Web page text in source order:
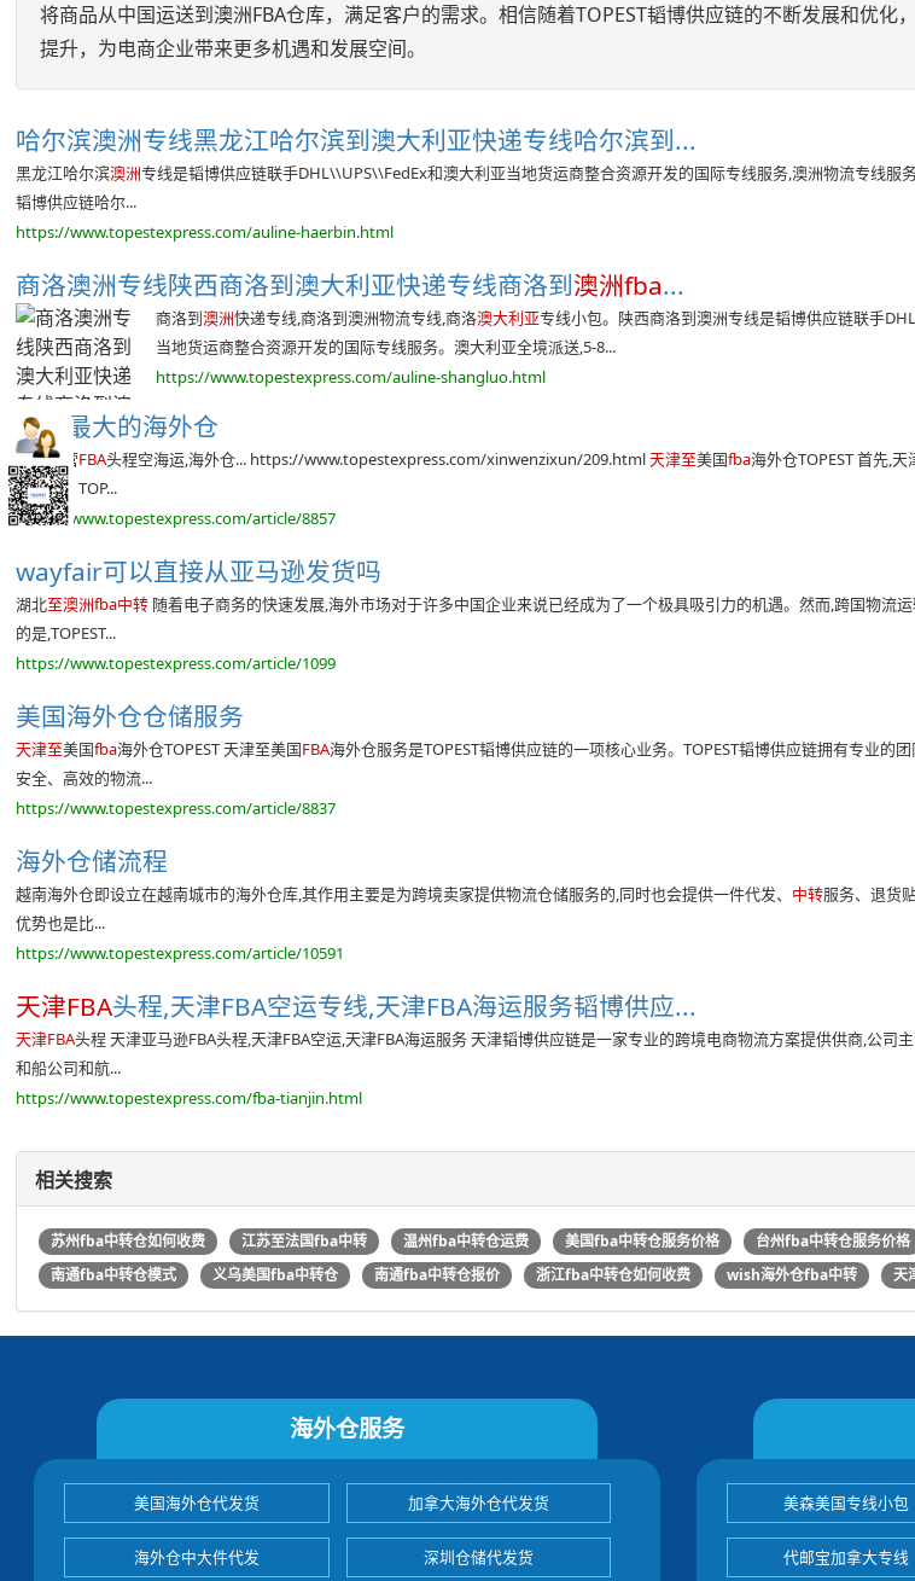
将商品从中国运送到澳洲FBA仓库，满足客户的需求。相信随着TOPEST韬博供应链的不断发展和优化
提升，为电商企业带来更多机遇和发展空间。
哈尔滨澳洲专线黑龙江哈尔滨到澳大利亚快递专线哈尔滨到...
黑龙江哈尔滨澳洲专线是韬博供应链联手DHL\\UPS\\FedEx和澳大利亚当地货运商整合资源开发的国际专线服务,澳洲物流专线服
韬博供应链哈尔...
https://www.topestexpress.com/auline-haerbin.html
商洛澳洲专线陕西商洛到澳大利亚快递专线商洛到澳洲fba...
商洛到澳洲快递专线,商洛到澳洲物流专线,商洛澳大利亚专线小包。陕西商洛到澳洲专线是韬博供应链联手
当地货运商整合资源开发的国际专线服务。澳大利亚全境派送,5-8...
https://www.topestexpress.com/auline-shangluo.html
美国最大的海外仓
公司主营FBA头程空海运,海外仓... https://www.topestexpress.com/xinwenzixun/209.html天津至美国fba海外仓TOPEST 首先,
货时间。TOP...
https://www.topestexpress.com/article/8857
wayfair可以直接从亚马逊发货吗
湖北至澳洲fba中转 随着电子商务的快速发展,海外市场对于许多中国企业来说已经成为了一个极具吸引力的机遇。然而,跨国物流
的是,TOPEST...
https://www.topestexpress.com/article/1099
美国海外仓仓储服务
天津至美国fba海外仓TOPEST 天津至美国FBA海外仓服务是TOPEST韬博供应链的一项核心业务。TOPEST韬博供应链拥有专业的
安全、高效的物流...
https://www.topestexpress.com/article/8837
海外仓储流程
越南海外仓即设立在越南城市的海外仓库,其作用主要是为跨境卖家提供物流仓储服务的,同时也会提供一件代发、 中转服务、退货
优势也是比...
https://www.topestexpress.com/article/10591
天津FBA头程,天津FBA空运专线,天津FBA海运服务韬博供应...
天津FBA头程 天津亚马逊FBA头程,天津FBA空运,天津FBA海运服务 天津韬博供应链是一家专业的跨境电商物流方案提供供商,公司
和船公司和航...
https://www.topestexpress.com/fba-tianjin.html
相关搜索
苏州fba中转仓如何收费 江苏至法国fba中转 温州fba中转仓运费 美国fba中转仓服务价格 台州fba中转仓服务价格
南通fba中转仓模式
义乌美国fba中转仓 南通fba中转仓报价 浙江fba中转仓如何收费 wish海外仓fba中转 天
海外仓服务
美国海外仓代发货 加拿大海外仓代发货
海外仓中大件代发 深圳仓储代发货
美森美国专线小包
代邮宝加拿大专线